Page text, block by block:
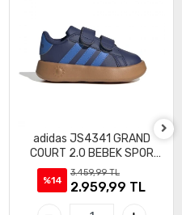
adidas JS4341 GRAND
COURT 2.0 BEBEK SPOR
AYAKKABI
%14
3.459,99 TL
2.959,99 TL